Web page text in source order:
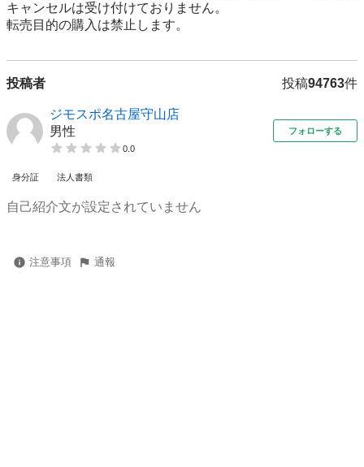
キャンセルは受け付けておりません。
転売⽬的の購⼊は禁⽌します。
投稿者 投稿94763件
ジモスポ名古屋守山店
男性
0.0
フォローする
身分証 法人書類
自己紹介文が設定されていません
注意事項 通報